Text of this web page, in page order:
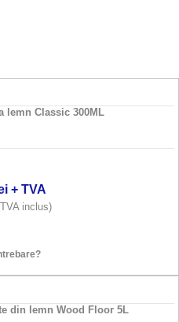
lemn Classic 300ML
+ TVA
inclus)
din lemn Wood Floor 5L